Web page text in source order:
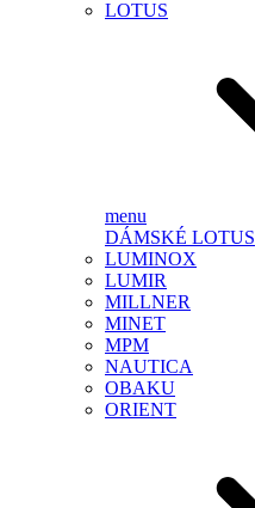
LOTUS
menu
DÁMSKÉ LOTUS
LUMINOX
LUMIR
MILLNER
MINET
MPM
NAUTICA
OBAKU
ORIENT